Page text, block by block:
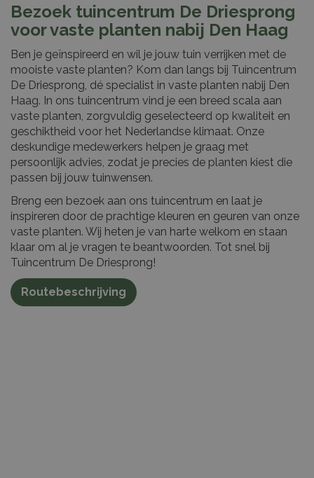
Bezoek tuincentrum De Driesprong
voor vaste planten nabij Den Haag
Ben je geïnspireerd en wil je jouw tuin verrijken met de
mooiste vaste planten? Kom dan langs bij Tuincentrum
De Driesprong, dé specialist in vaste planten nabij Den
Haag. In ons tuincentrum vind je een breed scala aan
vaste planten, zorgvuldig geselecteerd op kwaliteit en
geschiktheid voor het Nederlandse klimaat. Onze
deskundige medewerkers helpen je graag met
persoonlijk advies, zodat je precies de planten kiest die
passen bij jouw tuinwensen.
Breng een bezoek aan ons tuincentrum en laat je
inspireren door de prachtige kleuren en geuren van onze
vaste planten. Wij heten je van harte welkom en staan
klaar om al je vragen te beantwoorden. Tot snel bij
Tuincentrum De Driesprong!
Routebeschrijving